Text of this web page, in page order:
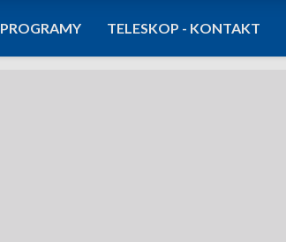
PROGRAMY TELESKOP - KONTAKT